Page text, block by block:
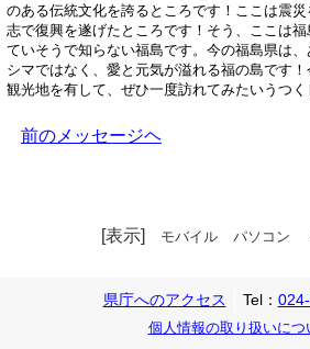
のある伝統文化を誇るところです！ここは震
志で復興を遂げたところです！そう、ここは
ていそうで知らない福島です。今の福島県は
シマではなく、愛と元気が溢れる福の島です
観光地を有して、ぜひ一度訪れてみたいうつく
前のメッセージヘ
[表示] モバイル パソコン
県庁へのアクセス Tel：
個人情報の取り扱いにつ